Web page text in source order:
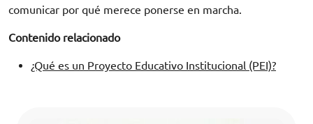
comunicar por qué merece ponerse en marcha.
Contenido relacionado
¿Qué es un Proyecto Educativo Institucional (PEI)?